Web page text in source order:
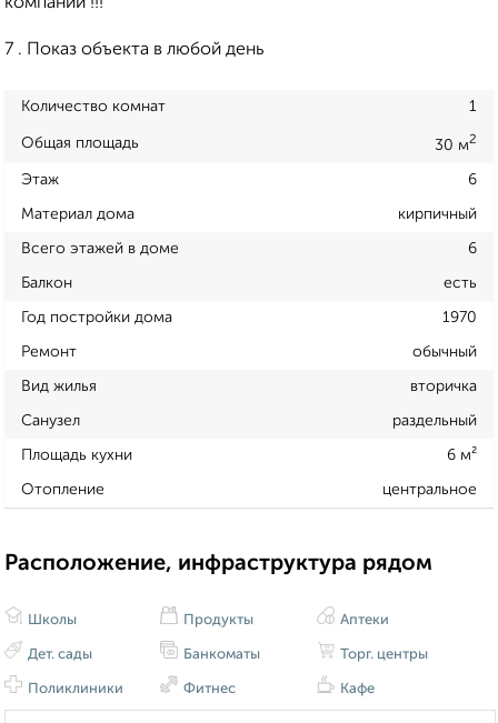
7 . Показ объекта в любой день
Количество комнат 1
Общая площадь 30 м2
Этаж 6
Материал дома кирпичный
Всего этажей в доме 6
Балкон есть
Год постройки дома 1970
Ремонт обычный
Вид жилья вторичка
Санузел раздельный
Площадь кухни 6 м²
Отопление центральное
Расположение, инфраструктура рядом
Школы
Дет. сады
Поликлиники
Продукты
Банкоматы
Фитнес
Аптеки
Торг. центры
Кафе